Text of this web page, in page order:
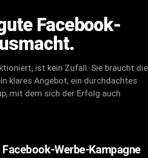
Facebook-
ist kein Zufall. Sie braucht die
klares Angebot, ein durchdachtes
mit dem sich der Erfolg auch
Werbe-Kampagne